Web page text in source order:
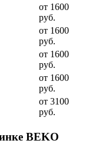
от 1600
руб.
от 1600
руб.
от 1600
руб.
от 1600
руб.
от 3100
руб.
BEKO